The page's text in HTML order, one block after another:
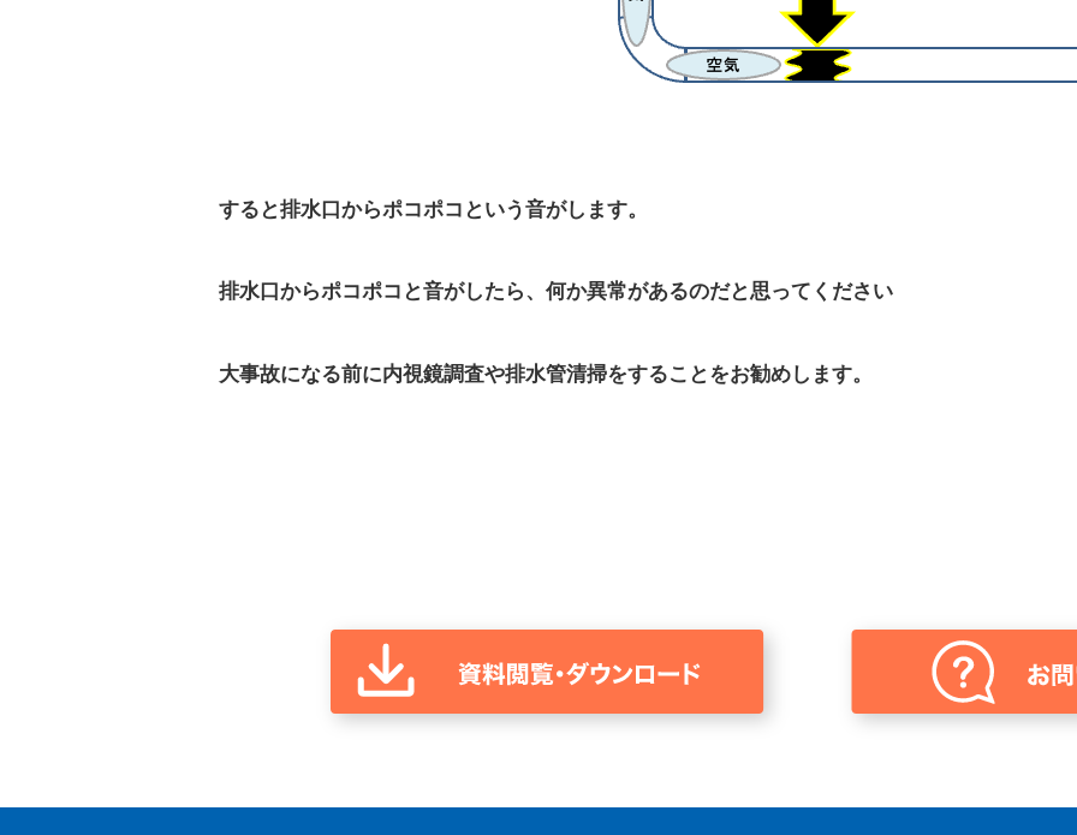
すると排水口からポコポコという音がします。
排水口からポコポコと音がしたら、何か異常があるのだと思ってください
大事故になる前に内視鏡調査や排水管清掃をすることをお勧めします。